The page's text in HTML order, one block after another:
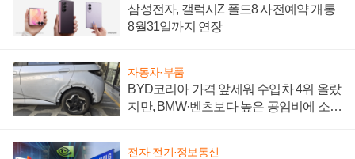
삼성전자, 갤럭시Z 폴드8 사전예약 개통
8월31일까지 연장
자동차·부품
BYD코리아 가격 앞세워 수입차 4위 올랐
지만, BMW·벤츠보다 높은 공임비에 소비
전자·전기·정보통신